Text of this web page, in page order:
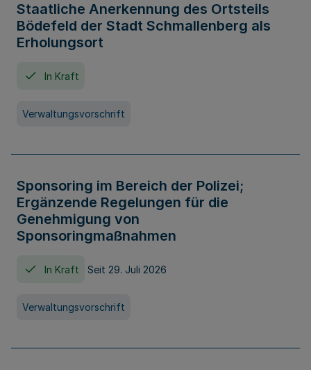
Staatliche Anerkennung des Ortsteils
Bödefeld der Stadt Schmallenberg als
Erholungsort
In Kraft
Verwaltungsvorschrift
Sponsoring im Bereich der Polizei;
Ergänzende Regelungen für die
Genehmigung von
Sponsoringmaßnahmen
In Kraft Seit 29. Juli 2026
Verwaltungsvorschrift